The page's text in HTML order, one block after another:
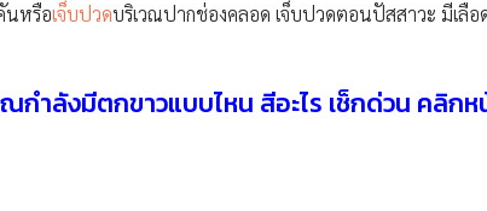
นหรือเจ็บปวดบริเวณปากช่องคลอด เจ็บปวดตอนปัสสาวะ มีเลือ
กำลังมีตกขาวแบบไหน สีอะไร เช็กด่วน คลิกห